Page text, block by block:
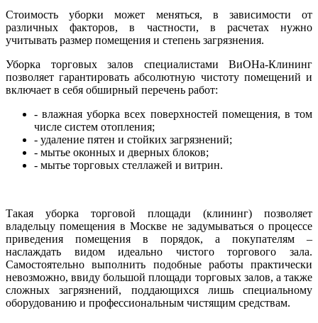
Стоимость уборки может меняться, в зависимости от
различных факторов, в частности, в расчетах нужно
учитывать размер помещения и степень загрязнения.
Уборка торговых залов специалистами ВиОНа-Клининг
позволяет гарантировать абсолютную чистоту помещений и
включает в себя обширный перечень работ:
- влажная уборка всех поверхностей помещения, в том
числе систем отопления;
- удаление пятен и стойких загрязнений;
- мытье оконных и дверных блоков;
- мытье торговых стеллажей и витрин.
Такая уборка торговой площади (клининг) позволяет
владельцу помещения в Москве не задумываться о процессе
приведения помещения в порядок, а покупателям –
наслаждать видом идеально чистого торгового зала.
Самостоятельно выполнить подобные работы практически
невозможно, ввиду большой площади торговых залов, а также
сложных загрязнений, поддающихся лишь специальному
оборудованию и профессиональным чистящим средствам.